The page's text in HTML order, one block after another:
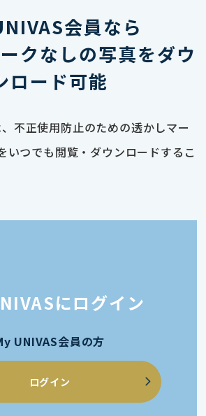
会員なら
クなしの写真をダウ
ロード可能
不正使用防止のための透かしマー
いつでも閲覧・ダウンロードするこ
にログイン
UNIVAS会員の方
ログイン